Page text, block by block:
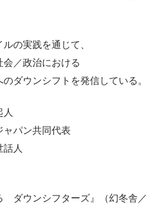
の実践を通じて、
／政治における
ダウンシフトを発信している。
パン共同代表
人
ダウンシフターズ』（幻冬舎／